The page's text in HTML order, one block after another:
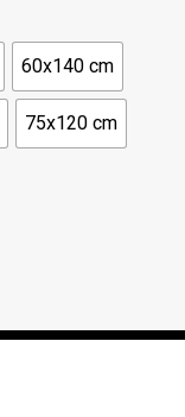
60x140 cm
75x120 cm